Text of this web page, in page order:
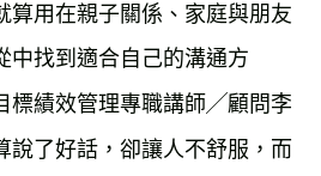
算用在親子關係、家庭與朋友
中找到適合自己的溝通方
標績效管理專職講師╱顧問李
說了好話，卻讓人不舒服，而